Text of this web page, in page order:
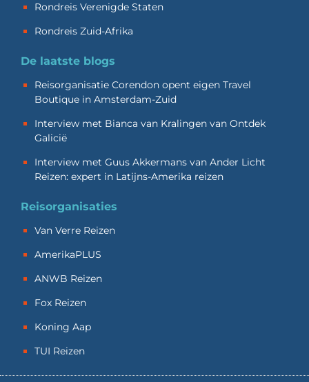
Rondreis Verenigde Staten
Rondreis Zuid-Afrika
De laatste blogs
Reisorganisatie Corendon opent eigen Travel
Boutique in Amsterdam-Zuid
Interview met Bianca van Kralingen van Ontdek
Galicië
Interview met Guus Akkermans van Ander Licht
Reizen: expert in Latijns-Amerika reizen
Reisorganisaties
Van Verre Reizen
AmerikaPLUS
ANWB Reizen
Fox Reizen
Koning Aap
TUI Reizen